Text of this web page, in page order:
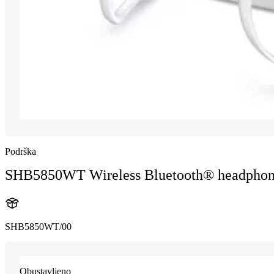
Podrška
SHB5850WT Wireless Bluetooth®
SHB5850WT/00
Obustavljeno